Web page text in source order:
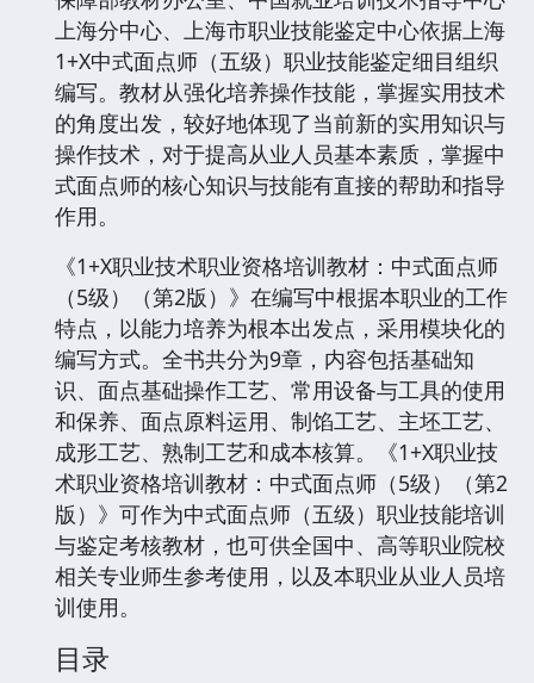
上海分中心、上海市职业技能鉴定中心依据上海
1+X中式面点师（五级）职业技能鉴定细目组织
编写。教材从强化培养操作技能，掌握实用技术
的角度出发，较好地体现了当前新的实用知识与
操作技术，对于提高从业人员基本素质，掌握中
式面点师的核心知识与技能有直接的帮助和指导
作用。
《1+X职业技术职业资格培训教材：中式面点师
（5级）（第2版）》在编写中根据本职业的工作
特点，以能力培养为根本出发点，采用模块化的
编写方式。全书共分为9章，内容包括基础知
识、面点基础操作工艺、常用设备与工具的使用
和保养、面点原料运用、制馅工艺、主坯工艺、
成形工艺、熟制工艺和成本核算。《1+X职业技
术职业资格培训教材：中式面点师（5级）（第2
版）》可作为中式面点师（五级）职业技能培训
与鉴定考核教材，也可供全国中、高等职业院校
相关专业师生参考使用，以及本职业从业人员培
训使用。
目录